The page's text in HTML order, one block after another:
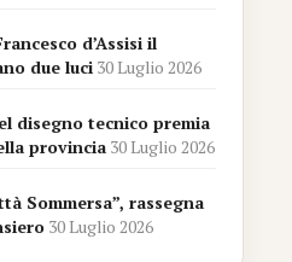
d’Assisi il
due luci 30 Luglio 2026
disegno tecnico premia
provincia 30 Luglio 2026
Sommersa”, rassegna
30 Luglio 2026